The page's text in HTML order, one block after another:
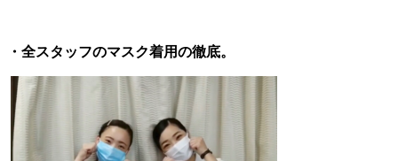
・全スタッフのマスク着用の徹底。